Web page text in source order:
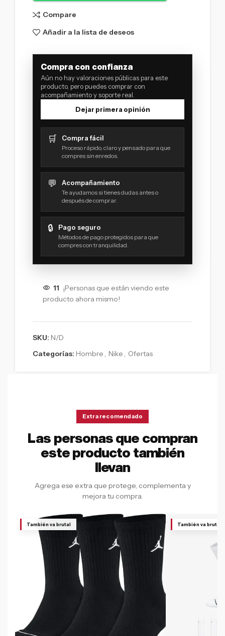
Compare
Añadir a la lista de deseos
Compra con confianza
Aún no hay valoraciones públicas para este
producto, pero puedes comprar con
acompañamiento y soporte real.
Dejar primera opinión
🛒 Compra fácil
Proceso rápido, claro y pensado para que
compres sin enredos.
💬 Acompañamiento
Te ayudamos si tienes dudas antes o
después de comprar.
🔒 Pago seguro
Métodos de pago protegidos para que
compres con tranquilidad.
11 ¡Personas que están viendo este
producto ahora mismo!
SKU: N/D
Categorías: Hombre , Nike , Ofertas
Extra recomendado
Las personas que compran
este producto también
llevan
Agrega ese extra que protege, complementa y
mejora tu compra.
También va brutal También va brutal